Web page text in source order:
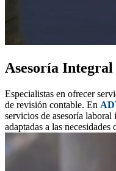
Asesoría Integral
Especialistas en ofrecer
de revisión contable. En
servicios de asesoría
adaptadas a las necesidades